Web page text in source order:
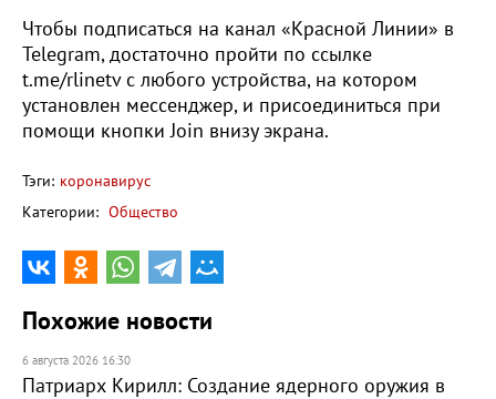
Чтобы подписаться на канал «Красной Линии» в
Telegram, достаточно пройти по ссылке
t.me/rlinetv с любого устройства, на котором
установлен мессенджер, и присоединиться при
помощи кнопки Join внизу экрана.
Тэги: коронавирус
Категории: Общество
Похожие новости
6 августа 2026 16:30
Патриарх Кирилл: Создание ядерного оружия в